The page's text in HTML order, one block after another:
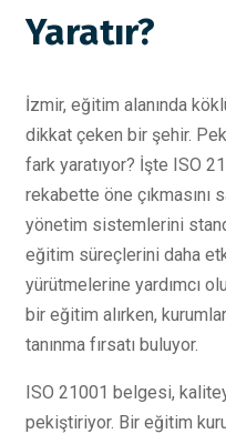
Yaratır?
İzmir, eğitim alanında
dikkat çeken bir şehir.
fark yaratıyor? İşte ISO
rekabette öne çıkmasını
yönetim sistemlerini
eğitim süreçlerini daha
yürütmelerine yardımcı
bir eğitim alırken,
tanınma fırsatı buluyor.
ISO 21001 belgesi,
pekiştiriyor. Bir eğitim